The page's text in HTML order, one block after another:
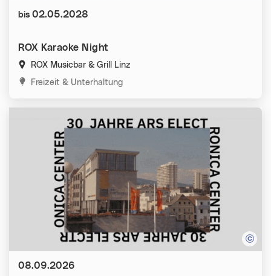
ROX Karaoke Night
ROX Musicbar & Grill Linz
Kategorien:
Freizeit & Unterhaltung
Datum:
bis 02.05.2028
Datum:
08.09.2026